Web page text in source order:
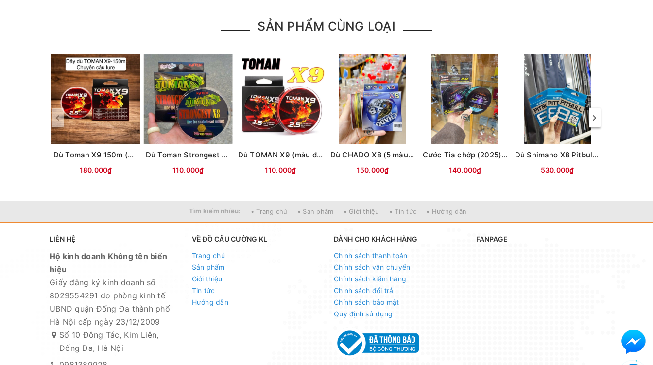
- #3 ~ 0.285mm
- #4 ~ 0.330mm
- #5 ~ 0.370mm
` #6 ~ 0.405mm
SẢN PHẨM CÙNG LOẠI
Dù Toman X9 150m (màu ĐỎ)
180.000₫
Dù Toman Strongest X8-100m (màu vàng)
110.000₫
Dù TOMAN X9 (màu đỏ)-100m
110.000₫
Dù CHADO X8 (5 màu)-150m
150.000₫
Cước Tia chớp (2025) 300m
140.000₫
Dù Shimano X8 Pitbull 200m (8 sợi) - 2.0
530.000₫
Tìm kiếm nhiều: • Trang chủ • Sản phẩm • Giới thiệu • Tin tức • Hướng dẫn
LIÊN HỆ
Hộ kinh doanh Không tên biển
hiệu
Giấy đăng ký kinh doanh số
8029554291 do phòng kinh tế
UBND quận Đống Đa thành phố
Hà Nội cấp ngày 23/12/2009
Số 10 Đông Tác, Kim Liên,
Đống Đa, Hà Nội
VỀ ĐỒ CÂU CƯỜNG KL
Trang chủ
Sản phẩm
Giới thiệu
Tin tức
Hướng dẫn
DÀNH CHO KHÁCH HÀNG
Chính sách thanh toán
Chính sách vận chuyển
Chính sách kiểm hàng
Chính sách đổi trả
Chính sách bảo mật
Quy định sử dụng
FANPAGE